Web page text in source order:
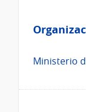
Ministerio